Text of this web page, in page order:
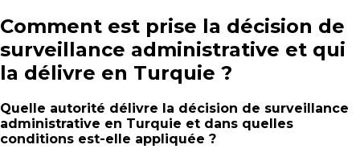
Comment est prise la décision de
surveillance administrative et qui
la délivre en Turquie ?
Quelle autorité délivre la décision de surveillance
administrative en Turquie et dans quelles
conditions est-elle appliquée ?